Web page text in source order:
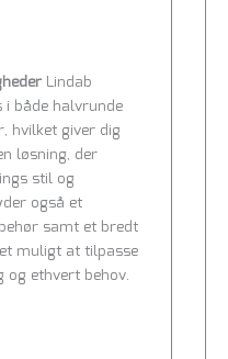
Lindab
i både halvrunde
hvilket giver dig
løsning, der
stil og
også et
samt et bredt
muligt at tilpasse
ethvert behov.